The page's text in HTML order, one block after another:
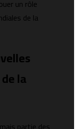
un rôle
de la
la